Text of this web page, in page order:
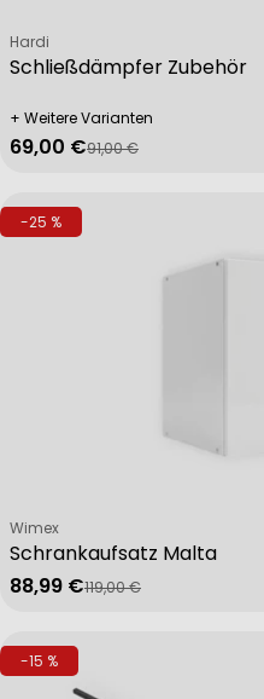
Schließdämpfer Zubehör
Verkäufer:
Hardi
+ Weitere Varianten
Verkaufspreis
69,00 €
Regulärer Preis
91,00 €
-25 %
Schrankaufsatz Malta
Verkäufer:
Wimex
Verkaufspreis
88,99 €
Regulärer Preis
119,00 €
-15 %